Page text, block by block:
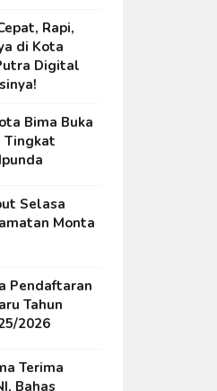
Rapi,
di Kota
Digital
Bima Buka
Tingkat
Selasa
Monta
Pendaftaran
Tahun
2026
Terima
Bahas